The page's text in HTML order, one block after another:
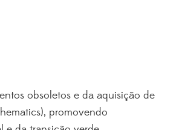
obsoletos e da aquisição de
promovendo